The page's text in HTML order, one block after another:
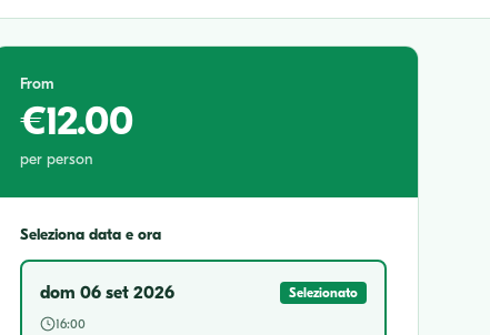
From
€12.00
per person
Seleziona data e ora
dom 06 set 2026
Selezionato
16:00